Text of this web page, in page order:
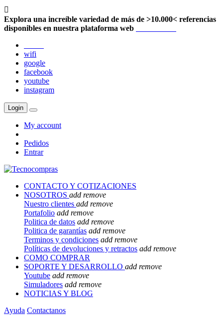

Explora una increíble variedad de más de >10.000< referencias
disponibles en nuestra plataforma web
wifi
google
facebook
youtube
instagram
Login
My account
Pedidos
Entrar
CONTACTO Y COTIZACIONES
NOSOTROS add remove
Nuestro clientes add remove
Portafolio add remove
Politica de datos add remove
Politica de garantías add remove
Terminos y condiciones add remove
Políticas de devoluciones y retractos add remove
COMO COMPRAR
SOPORTE Y DESARROLLO add remove
Youtube add remove
Simuladores add remove
NOTICIAS Y BLOG
Ayuda Contactanos